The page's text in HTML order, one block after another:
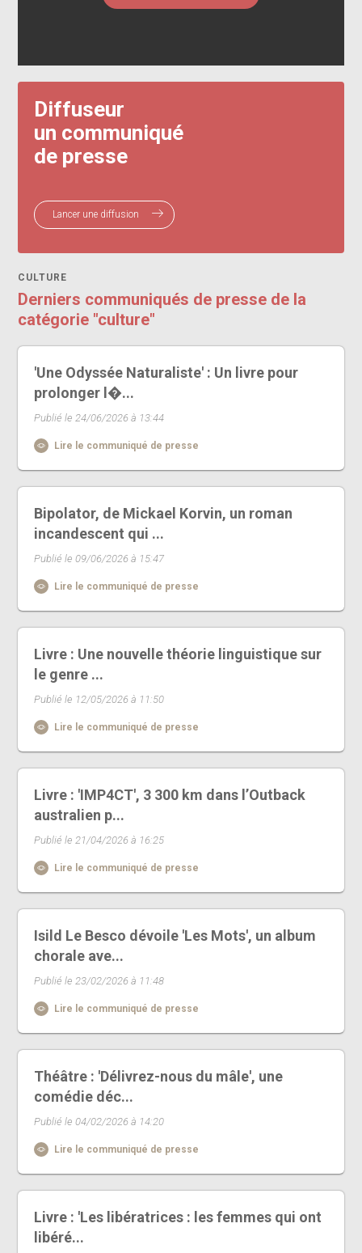
Diffuseur
un communiqué
de presse
Lancer une diffusion
CULTURE
Derniers communiqués de presse de la
catégorie "culture"
'Une Odyssée Naturaliste' : Un livre pour
prolonger l�...
Publié le 24/06/2026 à 13:44
Lire le communiqué de presse
Bipolator, de Mickael Korvin, un roman
incandescent qui ...
Publié le 09/06/2026 à 15:47
Lire le communiqué de presse
Livre : Une nouvelle théorie linguistique sur
le genre ...
Publié le 12/05/2026 à 11:50
Lire le communiqué de presse
Livre : 'IMP4CT', 3 300 km dans l’Outback
australien p...
Publié le 21/04/2026 à 16:25
Lire le communiqué de presse
Isild Le Besco dévoile 'Les Mots', un album
chorale ave...
Publié le 23/02/2026 à 11:48
Lire le communiqué de presse
Théâtre : 'Délivrez-nous du mâle', une
comédie déc...
Publié le 04/02/2026 à 14:20
Lire le communiqué de presse
Livre : 'Les libératrices : les femmes qui ont
libéré...